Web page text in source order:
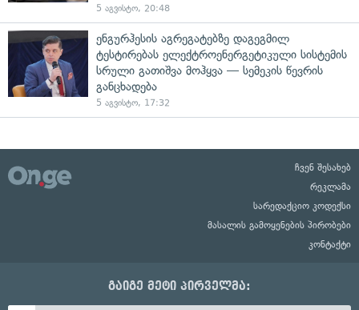
5 აგვისტო, 20:48
ენგურჰესის აგრეგატებზე დაგეგმილ
ტესტირებას ელექტროენერგეტიკული სისტემის
სრული გათიშვა მოჰყვა — სემეკის წევრის
განცხადება
5 აგვისტო, 17:32
ჩვენ შესახებ
რეკლამა
სარედაქციო კოდექსი
მასალის გამოყენების პირობები
კონტაქტი
გაიგე მეტი პირველმა: